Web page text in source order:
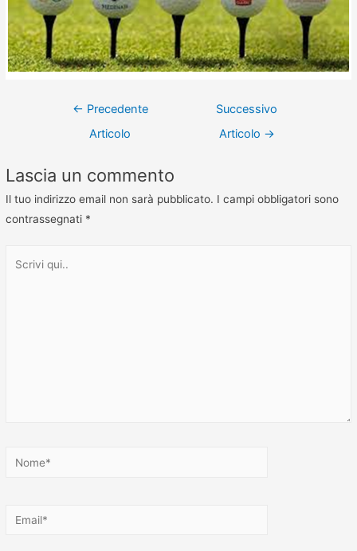
← Precedente
Articolo
Successivo
Articolo →
Lascia un commento
Il tuo indirizzo email non sarà pubblicato. I campi obbligatori sono
contrassegnati *